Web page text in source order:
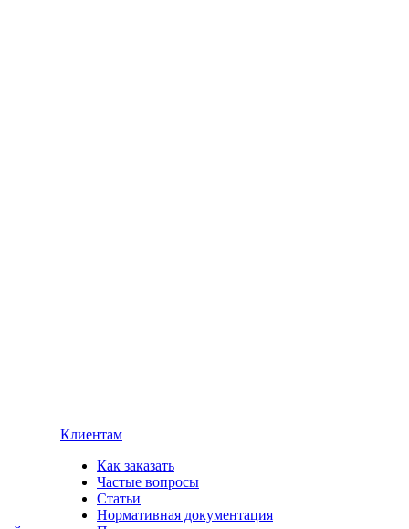
Клиентам
Как заказать
Частые вопросы
Статьи
Нормативная документация